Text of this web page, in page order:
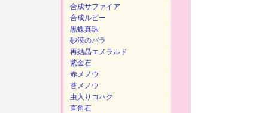
合成サファイア
合成ルビー
黒蝶真珠
砂漠のバラ
再結晶エメラルド
紫金石
赤メノウ
苔メノウ
虫入りコハク
直角石